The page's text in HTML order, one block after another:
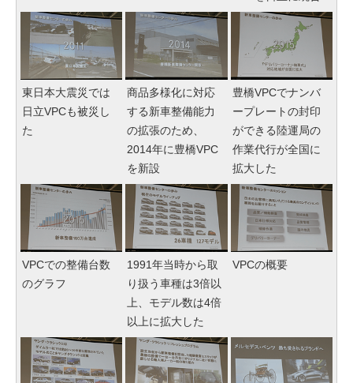
東日本大震災では
日立VPCも被災し
た
商品多様化に対応
する新車整備能力
の拡張のため、
2014年に豊橋VPC
を新設
豊橋VPCでナンバ
ープレートの封印
ができる陸運局の
作業代行が全国に
拡大した
VPCでの整備台数
のグラフ
1991年当時から取
り扱う車種は3倍以
上、モデル数は4倍
以上に拡大した
VPCの概要